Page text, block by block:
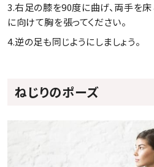
3.右足の膝を90度に曲げ、両手を
に向けて胸を張ってください。
4.逆の足も同じようにしましょう。
ねじりのポーズ